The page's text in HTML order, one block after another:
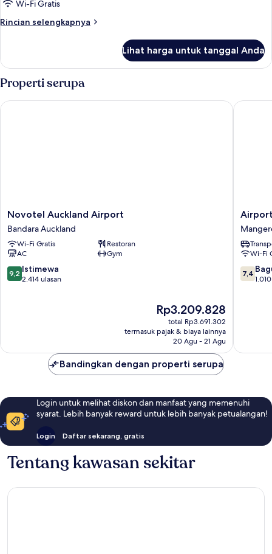
difabel
Kamar
Standar,
Tidur
Wi-Fi Gratis
Rincian selengkapnya
Rincian
Kamar
Standar,
Beberapa
Tempat
Tidur
Lihat harga untuk tanggal Anda
Properti serupa
Novotel
Auckland
Airport
Bandara
Auckland
Novotel Auckland Airport
Bandara Auckland
Wi-Fi Gratis
Restoran
AC
Gym
9.2
dari
9,2 Istimewa
2.414 ulasan
Harga
sekarang
Rp3.209.828
Rp3.209.828
total Rp3.691.302
termasuk pajak & biaya lainnya
20 Agu - 21 Agu
Novotel Auckland Airport
Airport
Hotel
Wi-Fi
7.4
dari
7,4
Airport
Bandingkan dengan properti serupa
Login untuk melihat diskon dan manfaat yang memenuhi
syarat. Lebih banyak reward untuk lebih banyak petualangan!
Login Daftar sekarang, gratis
Tentang kawasan sekitar